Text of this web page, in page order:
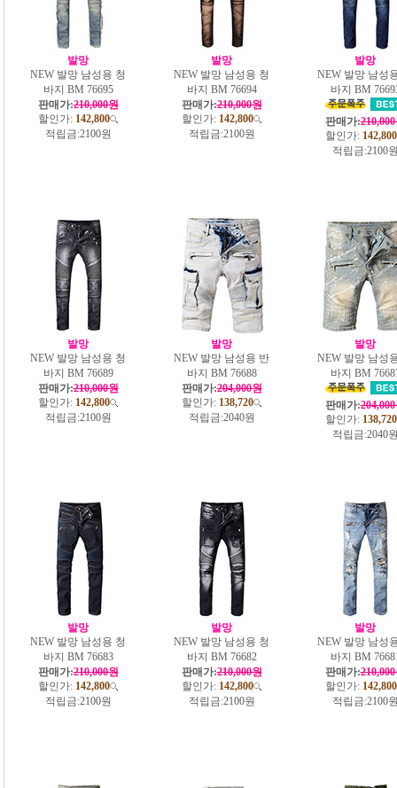
발망
NEW 발망 남성용 청
바지 BM 76695
판매가:210,000원
할인가: 142,800
적립금:2100원
발망
NEW 발망 남성용 청
바지 BM 76694
판매가:210,000원
할인가: 142,800
적립금:2100원
발망
NEW 발망 남성
바지 BM
판매가:
할인가: 142,800
적립금:2100
발망
NEW 발망 남성용 청
바지 BM 76689
판매가:210,000원
할인가: 142,800
적립금:2100원
발망
NEW 발망 남성용 반
바지 BM 76688
판매가:204,000원
할인가: 138,720
적립금:2040원
발망
NEW 발망 남성
바지 BM
판매가:
할인가: 138,720
적립금:2040
발망
NEW 발망 남성용 청
바지 BM 76683
판매가:210,000원
할인가: 142,800
적립금:2100원
발망
NEW 발망 남성용 청
바지 BM 76682
판매가:210,000원
할인가: 142,800
적립금:2100원
발망
NEW 발망 남성
바지 BM
판매가:
할인가: 142,800
적립금:2100